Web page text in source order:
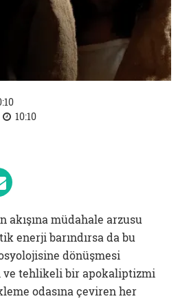
10:10
müdahale arzusu
enerji barındırsa da bu
dönüşmesi
tehlikeli bir apokaliptizmi
odasına çeviren her